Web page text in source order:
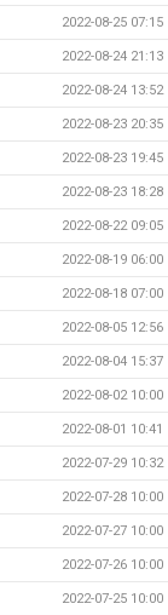
2022-08-25 07:15
2022-08-24 21:13
2022-08-24 13:52
2022-08-23 20:35
2022-08-23 19:45
2022-08-23 18:28
2022-08-22 09:05
2022-08-19 06:00
2022-08-18 07:00
2022-08-05 12:56
2022-08-04 15:37
2022-08-02 10:00
2022-08-01 10:41
2022-07-29 10:32
2022-07-28 10:00
2022-07-27 10:00
2022-07-26 10:00
2022-07-25 10:00